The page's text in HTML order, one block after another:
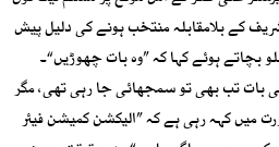
کے بلامقابلہ منتخب ہونے کی دلیل پیش
ہوئے کہا کہ ”وہ بات چھوڑیں“۔
تب بھی تو سمجھائی جا رہی تھی، مگر
میں کہہ رہی ہے کہ ”الیکشن کمیشن فیئر